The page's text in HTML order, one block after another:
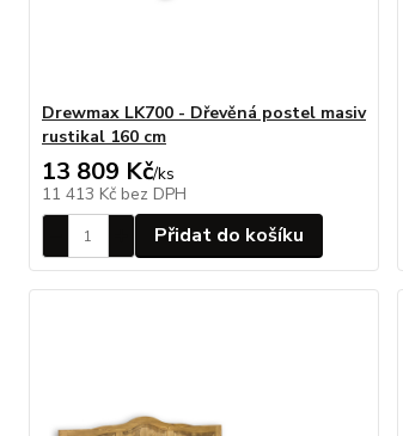
Drewmax LK700 - Dřevěná postel masiv
rustikal 160 cm
13 809 Kč/ks
11 413 Kč bez DPH
Přidat do košíku